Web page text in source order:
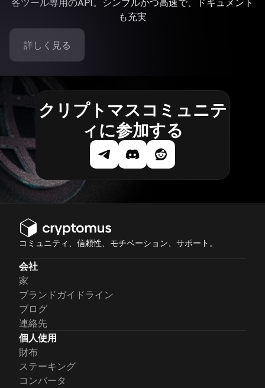
各ツール専用のAPI。シンプルかつ高速で、ドキュメント
も充実
詳しく見る
クリプトマスコミュニテ
ィに参加する
コミュニティ、信頼性、モチベーション、サポート。
会社
家
ブランドガイドライン
ブログ
連絡先
個人使用
財布
ステーキング
コンバータ